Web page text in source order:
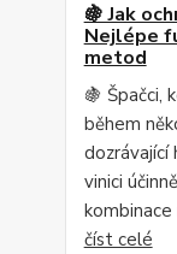
🍇 Jak
Nejlépe
metod
🍇 Špačci,
během
dozrávající
vinici
číst celé